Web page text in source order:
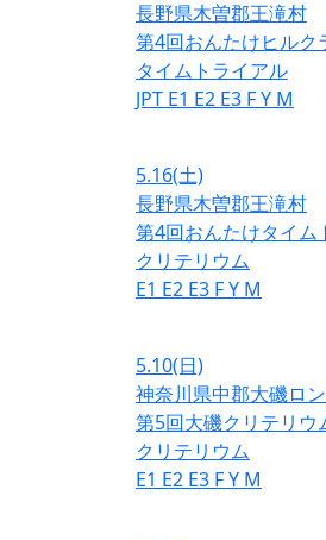
長野県木曽郡王滝村
第4回おんたけヒルク
タイムトライアル
JPT E1 E2 E3 FY M
5.16(土)
長野県木曽郡王滝村
第4回おんたけタイム
クリテリウム
E1 E2 E3 FY M
5.10(日)
神奈川県中郡大磯ロ
第5回大磯クリテリウ
クリテリウム
E1 E2 E3 FY M